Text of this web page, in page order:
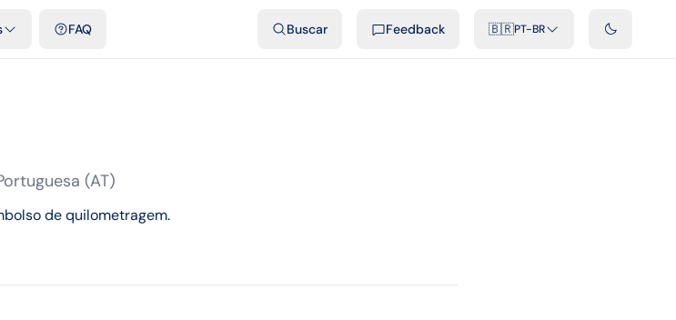
FAQ Buscar Feedback 🇧🇷PT-BR
(AT)
de quilometragem.